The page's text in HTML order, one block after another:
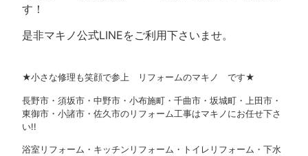
す！
是非マキノ公式LINEをご利用下さいませ。
★小さな修理も笑顔で参上 リフォームのマキノ です★
長野市・須坂市・中野市・小布施町・千曲市・坂城町・上田市・
東御市・小諸市・佐久市のリフォーム工事はマキノにお任せ下さ
い!!
浴室リフォーム・キッチンリフォーム・トイレリフォーム・下水